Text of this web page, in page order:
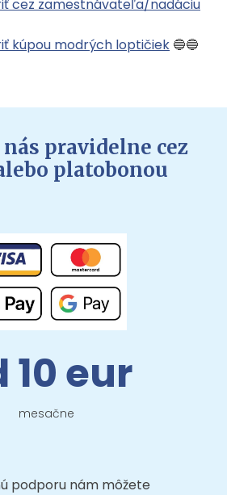
cez zamestnávateľa/nadáciu
kúpou modrých loptičiek 🔵🔵
pravidelne cez
platobonou
10 eur
mesačne
podporu nám môžete